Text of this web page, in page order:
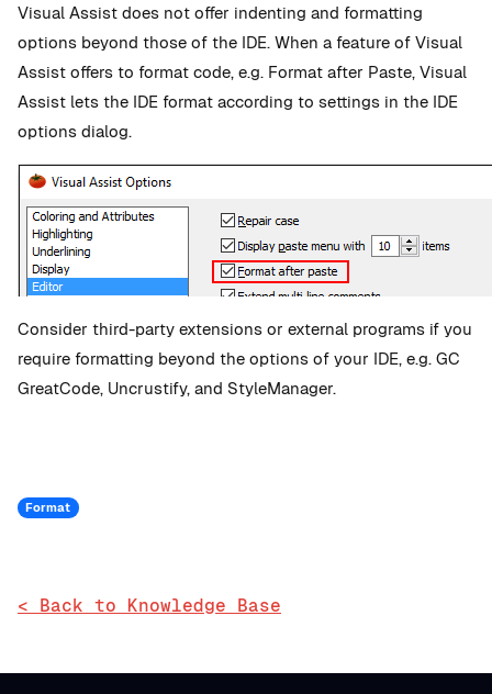
Visual Assist does not offer indenting and formatting
options beyond those of the IDE. When a feature of Visual
Assist offers to format code, e.g. Format after Paste, Visual
Assist lets the IDE format according to settings in the IDE
options dialog.
Consider third-party extensions or external programs if you
require formatting beyond the options of your IDE, e.g. GC
GreatCode, Uncrustify, and StyleManager.
Format
< Back to Knowledge Base